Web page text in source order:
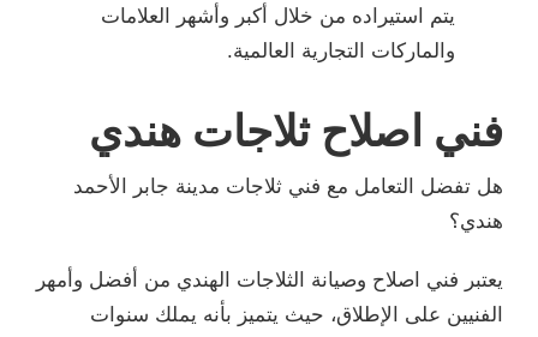
يتم استيراده من خلال أكبر وأشهر العلامات
والماركات التجارية العالمية.
فني اصلاح ثلاجات هندي
هل تفضل التعامل مع فني ثلاجات مدينة جابر الأحمد
هندي؟
يعتبر فني اصلاح وصيانة الثلاجات الهندي من أفضل وأمهر
الفنيين على الإطلاق، حيث يتميز بأنه يملك سنوات